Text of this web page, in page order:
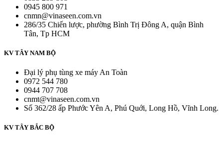
0945 800 971
cnmn@vinaseen.com.vn
286/35 Chiến lược, phường Bình Trị Đông A, quận Bình
Tân, Tp HCM
KV TÂY NAM BỘ
Đại lý phụ tùng xe máy An Toàn
0972 544 780
0944 707 708
cnmt@vinaseen.com.vn
Số 362/28 ấp Phước Yên A, Phú Quới, Long Hồ, Vĩnh Long.
KV TÂY BẮC BỘ